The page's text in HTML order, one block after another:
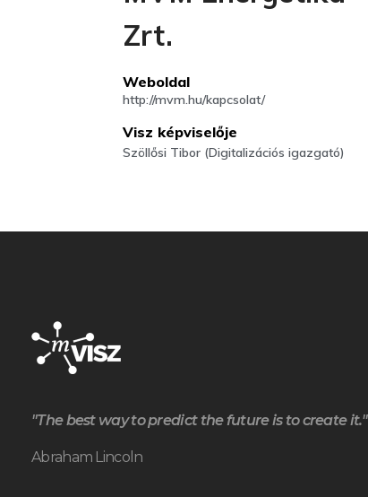
Zrt.
Weboldal
http://mvm.hu/kapcsolat/
Visz képviselője
Szöllősi Tibor (Digitalizációs igazgató)
"The best way to predict the future is to create it."
Abraham Lincoln